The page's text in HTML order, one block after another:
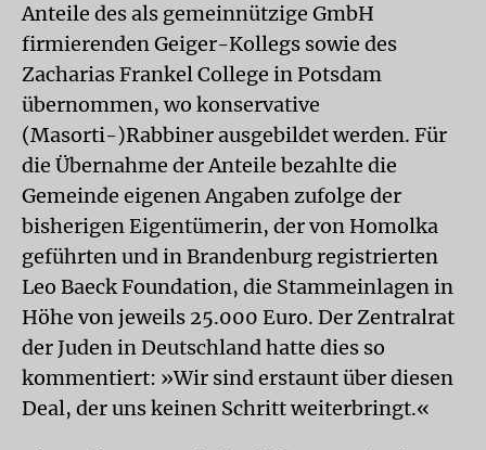
Anteile des als gemeinnützige GmbH
firmierenden Geiger-Kollegs sowie des
Zacharias Frankel College in Potsdam
übernommen, wo konservative
(Masorti-)Rabbiner ausgebildet werden. Für
die Übernahme der Anteile bezahlte die
Gemeinde eigenen Angaben zufolge der
bisherigen Eigentümerin, der von Homolka
geführten und in Brandenburg registrierten
Leo Baeck Foundation, die Stammeinlagen in
Höhe von jeweils 25.000 Euro. Der Zentralrat
der Juden in Deutschland hatte dies so
kommentiert: »Wir sind erstaunt über diesen
Deal, der uns keinen Schritt weiterbringt.«